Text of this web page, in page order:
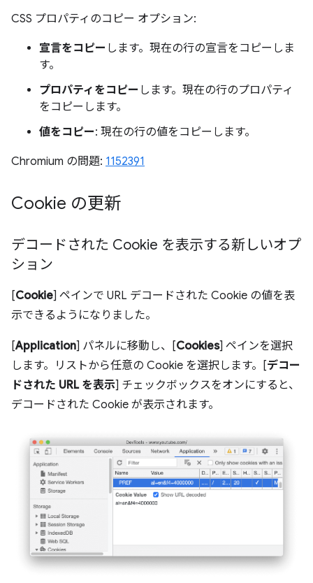
CSS プロパティのコピー オプション:
宣言をコピー します。現在の行の宣言をコピーしま
す。
プロパティをコピー します。現在の行のプロパティ
をコピーします。
値をコピー: 現在の行の値をコピーします。
Chromium の問題: 1152391
Cookie の更新
デコードされた Cookie を表示する新しいオプ
ション
[Cookie] ペインで URL デコードされた Cookie の値を表
示できるようになりました。
[Application] パネルに移動し、[Cookies] ペインを選択
します。リストから任意の Cookie を選択します。[デコー
ドされた URL を表示] チェックボックスをオンにすると、
デコードされた Cookie が表示されます。